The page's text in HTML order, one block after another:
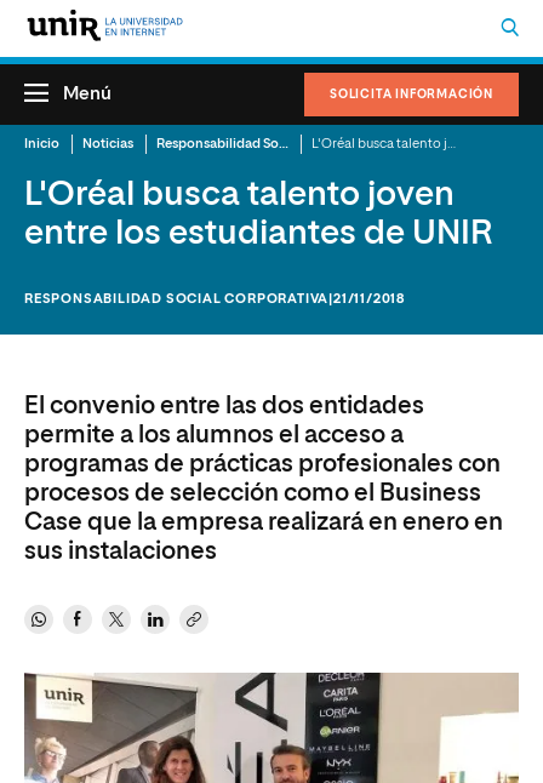
SOLICITA INFORMACIÓN
Menú
Inicio Noticias Responsabilidad Social Corporativa
L'Oréal busca talento joven
entre los estudiantes de UNIR
RESPONSABILIDAD SOCIAL CORPORATIVA |21/11/2018
El convenio entre las dos entidades
permite a los alumnos el acceso a
programas de prácticas profesionales con
procesos de selección como el Business
Case que la empresa realizará en enero en
sus instalaciones